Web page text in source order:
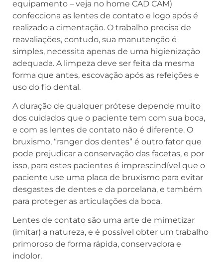
equipamento – veja no home CAD CAM)
confecciona as lentes de contato e logo após é
realizado a cimentação. O trabalho precisa de
reavaliações, contudo, sua manutenção é
simples, necessita apenas de uma higienização
adequada. A limpeza deve ser feita da mesma
forma que antes, escovação após as refeições e
uso do fio dental.
A duração de qualquer prótese depende muito
dos cuidados que o paciente tem com sua boca,
e com as lentes de contato não é diferente. O
bruxismo, “ranger dos dentes” é outro fator que
pode prejudicar a conservação das facetas, e por
isso, para estes pacientes é imprescindível que o
paciente use uma placa de bruxismo para evitar
desgastes de dentes e da porcelana, e também
para proteger as articulações da boca.
Lentes de contato são uma arte de mimetizar
(imitar) a natureza, e é possível obter um trabalho
primoroso de forma rápida, conservadora e
indolor.